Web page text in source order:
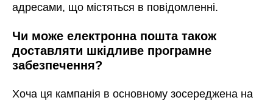
адресами, що містяться в повідомленні.
Чи може електронна пошта також
доставляти шкідливе програмне
забезпечення?
Хоча ця кампанія в основному зосереджена на